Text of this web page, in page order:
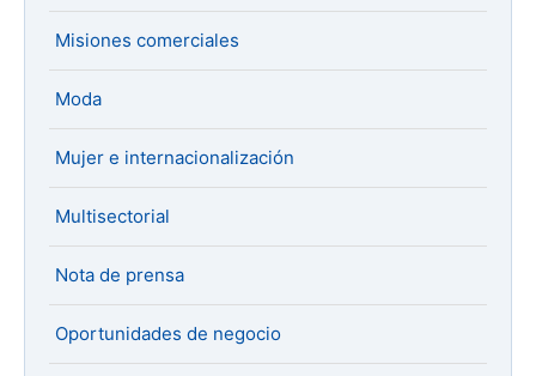
Misiones comerciales
Moda
Mujer e internacionalización
Multisectorial
Nota de prensa
Oportunidades de negocio